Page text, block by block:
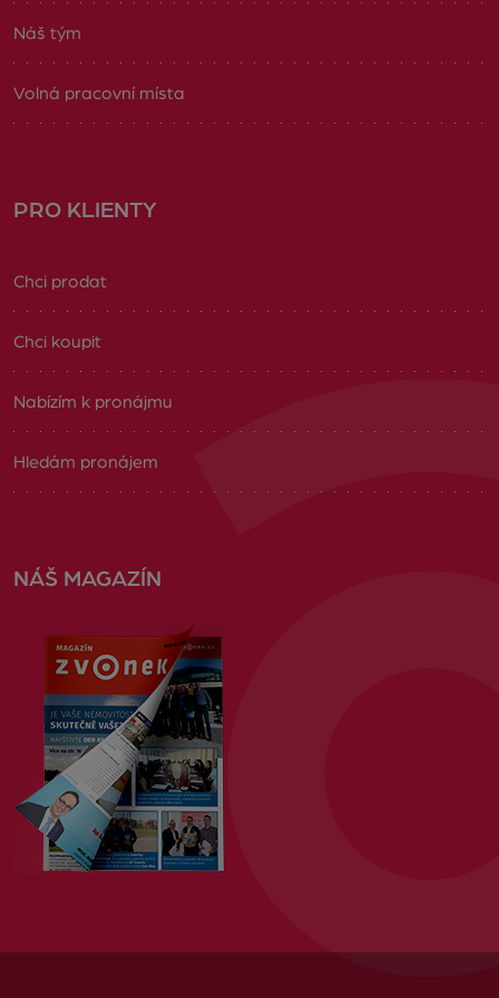
Náš tým
Volná pracovní místa
PRO KLIENTY
Chci prodat
Chci koupit
Nabízím k pronájmu
Hledám pronájem
NÁŠ MAGAZÍN